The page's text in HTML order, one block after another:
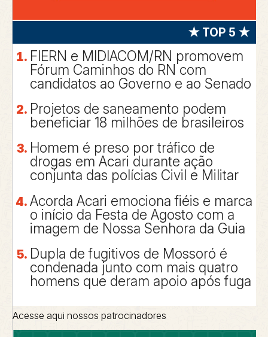
★ TOP 5 ★
FIERN e MIDIACOM/RN promovem
Fórum Caminhos do RN com
candidatos ao Governo e ao Senado
Projetos de saneamento podem
beneficiar 18 milhões de brasileiros
Homem é preso por tráfico de
drogas em Acari durante ação
conjunta das polícias Civil e Militar
Acorda Acari emociona fiéis e marca
o início da Festa de Agosto com a
imagem de Nossa Senhora da Guia
Dupla de fugitivos de Mossoró é
condenada junto com mais quatro
homens que deram apoio após fuga
Acesse aqui nossos patrocinadores